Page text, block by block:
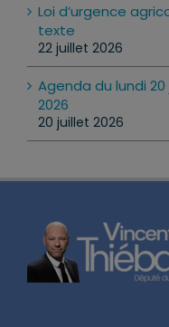
Loi d’urgence
texte
22 juillet 2026
Agenda du lundi
2026
20 juillet 2026